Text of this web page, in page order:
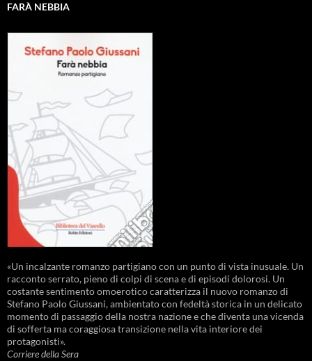
FARÀ NEBBIA
«Un incalzante romanzo partigiano con un punto di vista inusuale. Un
racconto serrato, pieno di colpi di scena e di episodi dolorosi. Un
costante sentimento omoerotico caratterizza il nuovo romanzo di
Stefano Paolo Giussani, ambientato con fedeltà storica in un delicato
momento di passaggio della nostra nazione e che diventa una vicenda
di sofferta ma coraggiosa transizione nella vita interiore dei
protagonisti».
Corriere della Sera